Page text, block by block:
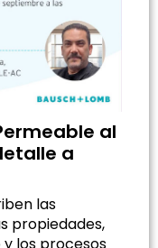
al
a
las
propiedades,